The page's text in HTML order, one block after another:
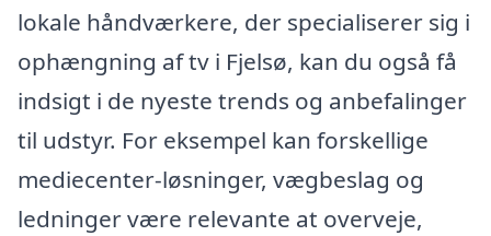
lokale håndværkere, der specialiserer sig i
ophængning af tv i Fjelsø, kan du også få
indsigt i de nyeste trends og anbefalinger
til udstyr. For eksempel kan forskellige
mediecenter-løsninger, vægbeslag og
ledninger være relevante at overveje,